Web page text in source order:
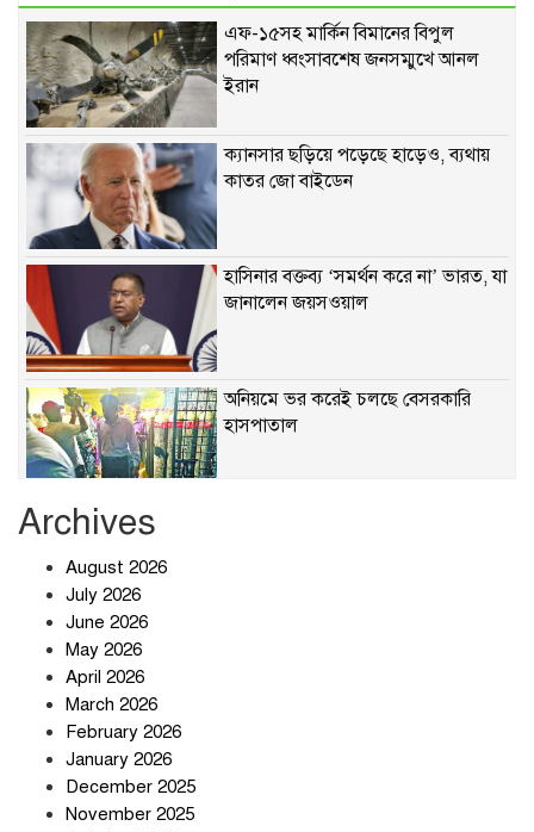
এফ-১৫সহ মার্কিন বিমানের বিপুল
পরিমাণ ধ্বংসাবশেষ জনসম্মুখে আনল
ইরান
ক্যানসার ছড়িয়ে পড়েছে হাড়েও, ব্যথায়
কাতর জো বাইডেন
হাসিনার বক্তব্য ‘সমর্থন করে না’ ভারত, যা
জানালেন জয়সওয়াল
অনিয়মে ভর করেই চলছে বেসরকারি
হাসপাতাল
Archives
August 2026
July 2026
June 2026
May 2026
April 2026
March 2026
February 2026
January 2026
December 2025
November 2025